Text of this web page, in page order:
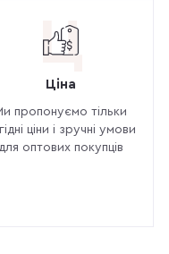
Ц
Ціна
пропонуємо тільки
ціни і зручні умови
оптових покупців